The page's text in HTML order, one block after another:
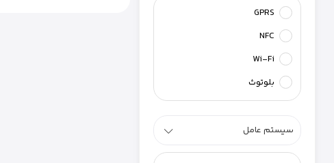
بلوتوث
سیستم عامل